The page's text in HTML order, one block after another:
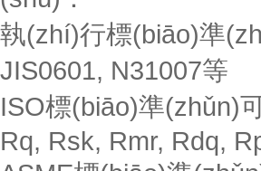
執(zhí)行標(biāo)準
JIS0601, N31007等
ISO標(biāo)準(zhǔn)
Rq, Rsk, Rmr, Rdq,